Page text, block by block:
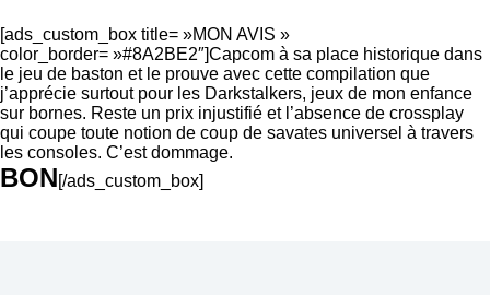
[ads_custom_box title= »MON AVIS »
color_border= »#8A2BE2″]Capcom à sa place historique dans
le jeu de baston et le prouve avec cette compilation que
j’apprécie surtout pour les Darkstalkers, jeux de mon enfance
sur bornes. Reste un prix injustifié et l’absence de crossplay
qui coupe toute notion de coup de savates universel à travers
les consoles. C’est dommage.
BON[/ads_custom_box]